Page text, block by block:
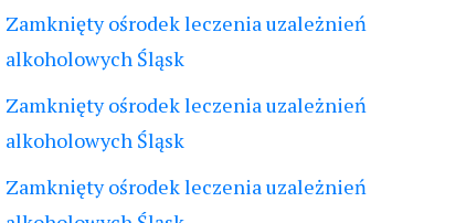
Zamknięty ośrodek leczenia uzależnień
alkoholowych Śląsk
Zamknięty ośrodek leczenia uzależnień
alkoholowych Śląsk
Zamknięty ośrodek leczenia uzależnień